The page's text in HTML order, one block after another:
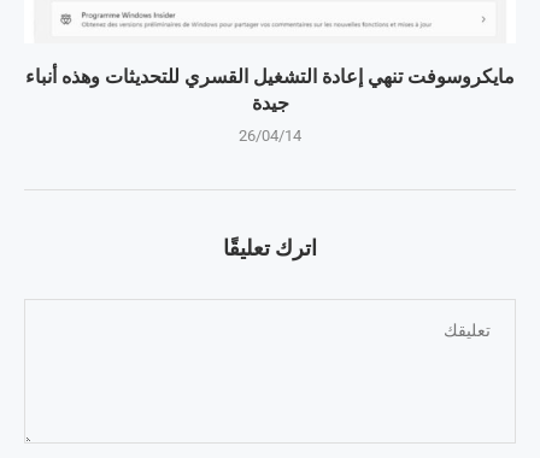
مايكروسوفت تنهي إعادة التشغيل القسري للتحديثات وهذه أنباء
جيدة
26/04/14
اترك تعليقًا